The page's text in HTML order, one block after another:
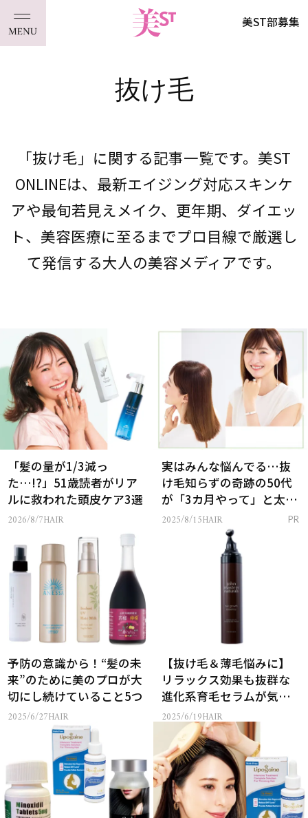
美ST部募集
抜け毛
「抜け毛」に関する記事一覧です。美ST
ONLINEは、最新エイジング対応スキンケ
アや最旬若見えメイク、更年期、ダイエッ
ト、美容医療に至るまでプロ目線で厳選し
て発信する大人の美容メディアです。
「髪の量が1/3減っ
た…!?」51歳読者がリア
ルに救われた頭皮ケア3選
2026/8/7HAIR
実はみんな悩んでる…抜
け毛知らずの奇跡の50代
が「3カ月やって」と太鼓
判のアレって？
2025/8/15HAIR PR
予防の意識から！“髪の未
来”のために美のプロが大
切にし続けていること5つ
2025/6/27HAIR
【抜け毛＆薄毛悩みに】
リラックス効果も抜群な
進化系育毛セラムが気に
なる
2025/6/19HAIR